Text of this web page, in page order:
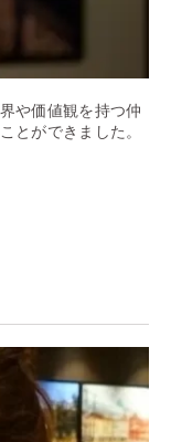
や価値観を持つ仲
とができました。